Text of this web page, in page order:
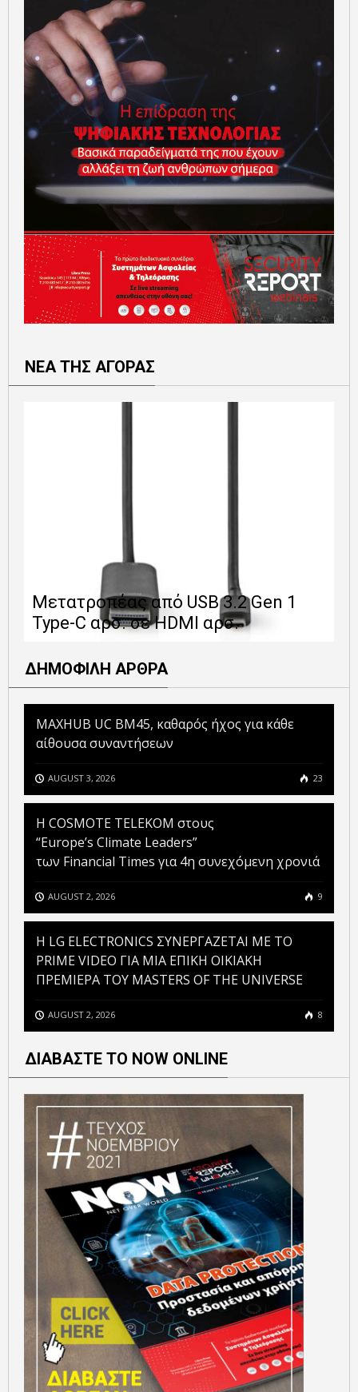
ΝΕΑ ΤΗΣ ΑΓΟΡΑΣ
Μετατροπέας από USB 3.2 Gen 1
Type-C αρσ. σε HDMI αρσ.
ΔΗΜΟΦΙΛΗ ΑΡΘΡΑ
MAXHUB UC BM45, καθαρός ήχος για κάθε
αίθουσα συναντήσεων
AUGUST 3, 2026 23
Η COSMOTE TELEKOM στους
“Europe’s Climate Leaders”
των Financial Times για 4η συνεχόμενη χρονιά
AUGUST 2, 2026 9
H LG ELECTRONICS ΣΥΝΕΡΓΑΖΕΤΑΙ ΜΕ ΤΟ
PRIME VIDEO ΓΙΑ ΜΙΑ ΕΠΙΚΗ ΟΙΚΙΑΚΗ
ΠΡΕΜΙΕΡΑ ΤΟΥ MASTERS OF THE UNIVERSE
AUGUST 2, 2026 8
ΔΙΑΒΑΣΤΕ ΤΟ NOW ONLINE